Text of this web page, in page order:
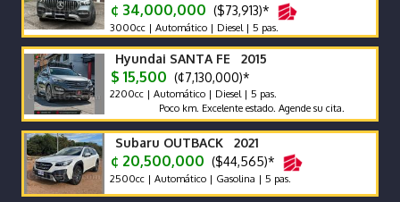
¢ 34,000,000 ($73,913)*
3000cc | Automático | Diesel | 5 pas.
Hyundai SANTA FE 2015
$ 15,500 (¢7,130,000)*
2200cc | Automático | Diesel | 5 pas.
Poco km. Excelente estado. Agende su cita.
Subaru OUTBACK 2021
¢ 20,500,000 ($44,565)*
2500cc | Automático | Gasolina | 5 pas.